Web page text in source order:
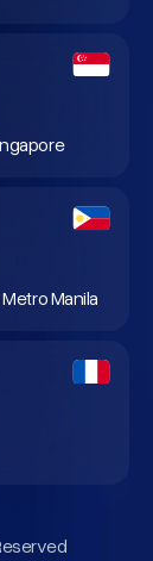
Manila